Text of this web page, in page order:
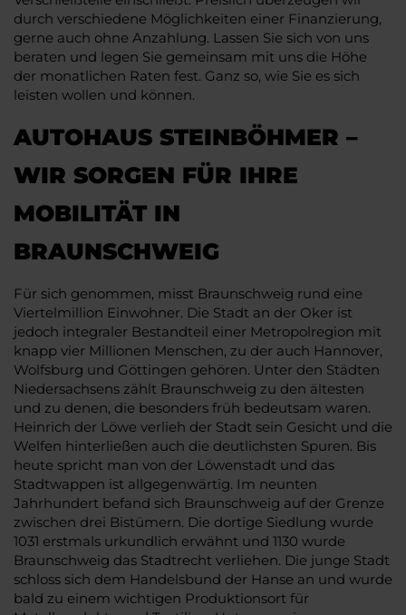
durch verschiedene Möglichkeiten einer Finanzierung,
gerne auch ohne Anzahlung. Lassen Sie sich von uns
beraten und legen Sie gemeinsam mit uns die Höhe
der monatlichen Raten fest. Ganz so, wie Sie es sich
leisten wollen und können.
AUTOHAUS STEINBÖHMER –
WIR SORGEN FÜR IHRE
MOBILITÄT IN
BRAUNSCHWEIG
Für sich genommen, misst Braunschweig rund eine
Viertelmillion Einwohner. Die Stadt an der Oker ist
jedoch integraler Bestandteil einer Metropolregion mit
knapp vier Millionen Menschen, zu der auch Hannover,
Wolfsburg und Göttingen gehören. Unter den Städten
Niedersachsens zählt Braunschweig zu den ältesten
und zu denen, die besonders früh bedeutsam waren.
Heinrich der Löwe verlieh der Stadt sein Gesicht und die
Welfen hinterließen auch die deutlichsten Spuren. Bis
heute spricht man von der Löwenstadt und das
Stadtwappen ist allgegenwärtig. Im neunten
Jahrhundert befand sich Braunschweig auf der Grenze
zwischen drei Bistümern. Die dortige Siedlung wurde
1031 erstmals urkundlich erwähnt und 1130 wurde
Braunschweig das Stadtrecht verliehen. Die junge Stadt
schloss sich dem Handelsbund der Hanse an und wurde
bald zu einem wichtigen Produktionsort für